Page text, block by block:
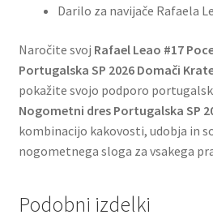
Darilo za navijače Rafaela
Naročite svoj Rafael Leao #17
Portugalska SP 2026 Domači
pokažite svojo podporo
Nogometni dres Portugalska SP
kombinacijo kakovosti, udobja in
nogometnega sloga za vsakega
Podobni izdelki